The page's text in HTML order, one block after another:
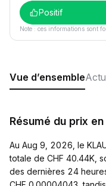
Positif
Note : ces informations sont
Vue d’ensemble
Résumé du prix
Au Aug 9, 2026, le
totale de CHF 40.44K,
des dernières 24